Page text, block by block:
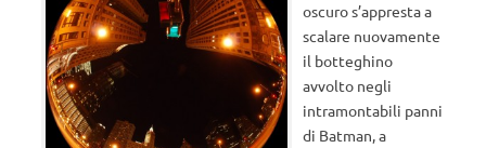
oscuro s’appresta a
scalare nuovamente
il botteghino
avvolto negli
intramontabili panni
di Batman, a